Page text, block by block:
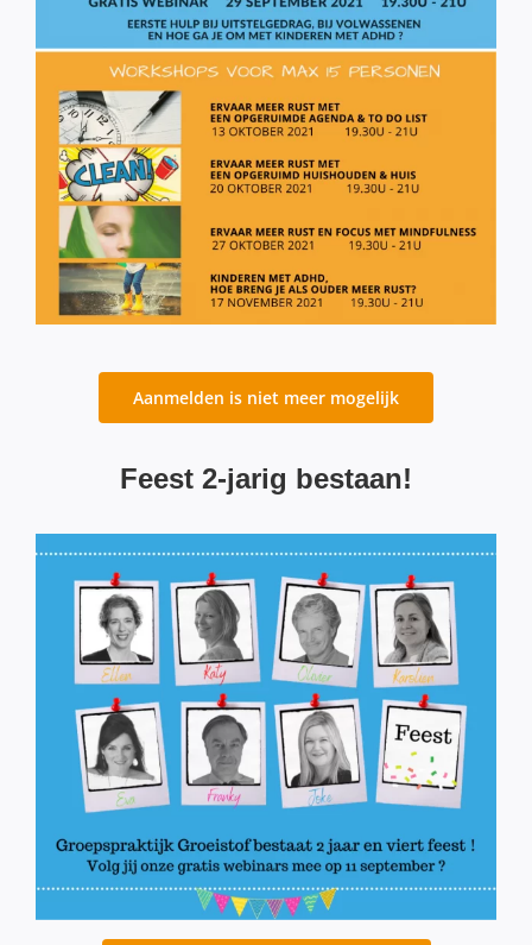
Aanmelden is niet meer mogelijk
Feest 2-jarig bestaan!